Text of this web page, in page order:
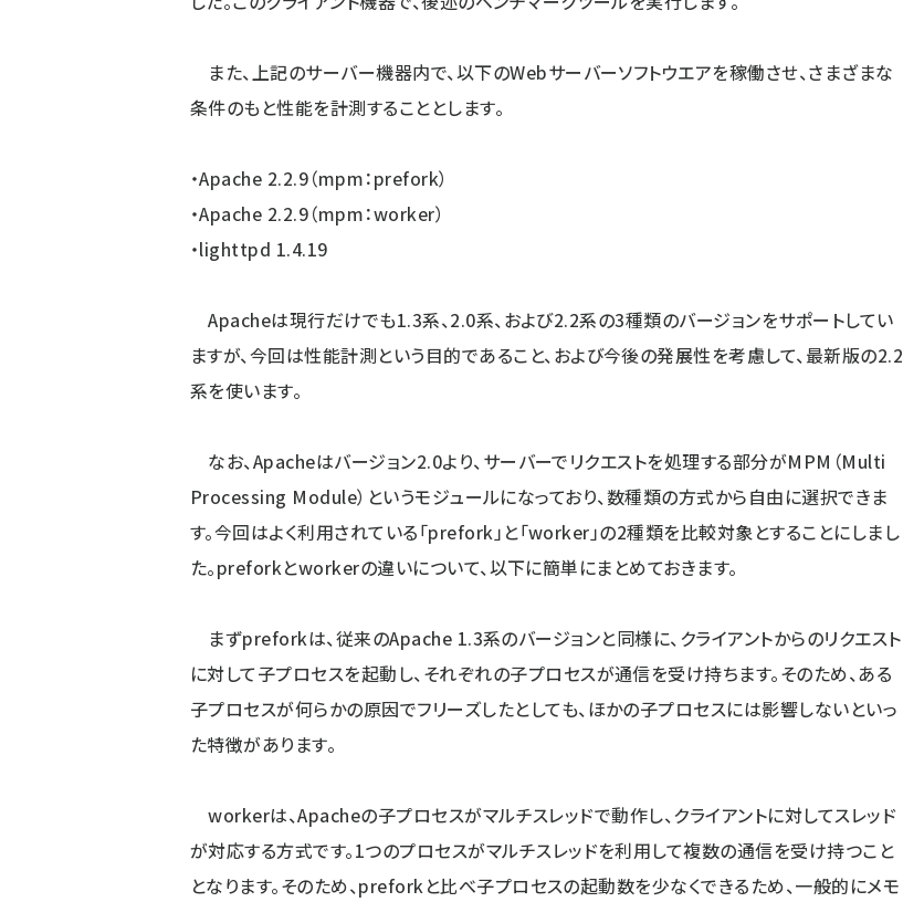
また、上記のサーバー機器内で、以下のWebサーバーソフトウエアを稼働させ、さまざまな
条件のもと性能を計測することとします。
・Apache 2.2.9（mpm：prefork）
・Apache 2.2.9（mpm：worker）
・lighttpd 1.4.19
Apacheは現行だけでも1.3系、2.0系、および2.2系の3種類のバージョンをサポートしてい
ますが、今回は性能計測という目的であること、および今後の発展性を考慮して、最新版の2.2
系を使います。
なお、Apacheはバージョン2.0より、サーバーでリクエストを処理する部分がMPM（Multi
Processing Module）というモジュールになっており、数種類の方式から自由に選択できま
す。今回はよく利用されている「prefork」と「worker」の2種類を比較対象とすることにしまし
た。preforkとworkerの違いについて、以下に簡単にまとめておきます。
まずpreforkは、従来のApache 1.3系のバージョンと同様に、クライアントからのリクエスト
に対して子プロセスを起動し、それぞれの子プロセスが通信を受け持ちます。そのため、ある
子プロセスが何らかの原因でフリーズしたとしても、ほかの子プロセスには影響しないといっ
た特徴があります。
workerは、Apacheの子プロセスがマルチスレッドで動作し、クライアントに対してスレッド
が対応する方式です。1つのプロセスがマルチスレッドを利用して複数の通信を受け持つこと
となります。そのため、preforkと比べ子プロセスの起動数を少なくできるため、一般的にメモ